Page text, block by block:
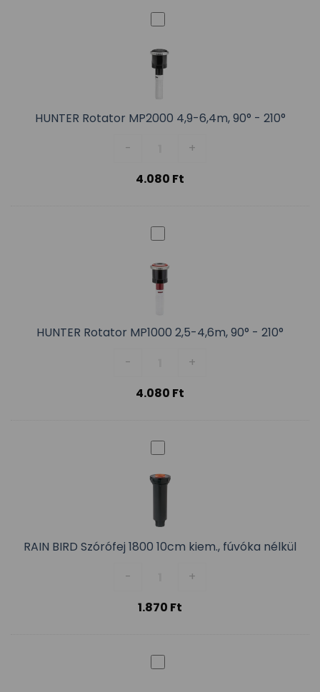
HUNTER Rotator MP2000 4,9-6,4m, 90° - 210°
-
HUNTER Rotator MP2000 4,9-
+
4.080 Ft
HUNTER Rotator MP1000 2,5-4,6m, 90° - 210°
-
HUNTER Rotator MP1000 2,5-
+
4.080 Ft
RAIN BIRD Szórófej 1800 10cm kiem., fúvóka nélkül
-
RAIN BIRD Szórófej 1800 10cm
+
1.870 Ft